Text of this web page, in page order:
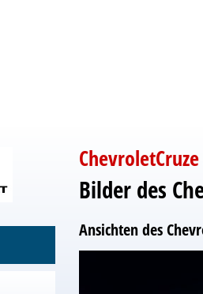
Bilder des
Ansichten des